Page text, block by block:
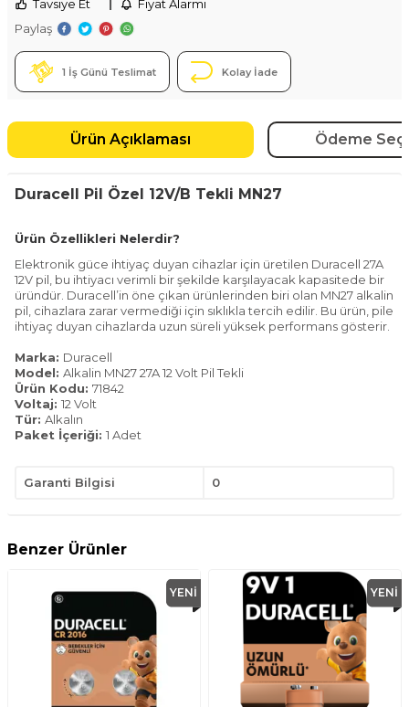
Tavsiye Et |
Fiyat Alarmı
Paylaş
1 İş Günü Teslimat Kolay İade
Ürün Açıklaması Ödeme
Duracell Pil Özel 12V/B Tekli MN27
Ürün Özellikleri Nelerdir?
Elektronik güce ihtiyaç duyan cihazlar için üretilen Duracell 27A
12V pil, bu ihtiyacı verimli bir şekilde karşılayacak kapasitede bir
üründür. Duracell’in öne çıkan ürünlerinden biri olan MN27 alkalin
pil, cihazlara zarar vermediği için sıklıkla tercih edilir. Bu ürün, pile
ihtiyaç duyan cihazlarda uzun süreli yüksek performans gösterir.
Marka: Duracell
Model: Alkalin MN27 27A 12 Volt Pil Tekli
Ürün Kodu: 71842
Voltaj: 12 Volt
Tür: Alkalın
Paket İçeriği: 1 Adet
Garanti Bilgisi 0
Benzer Ürünler
YENI YENI